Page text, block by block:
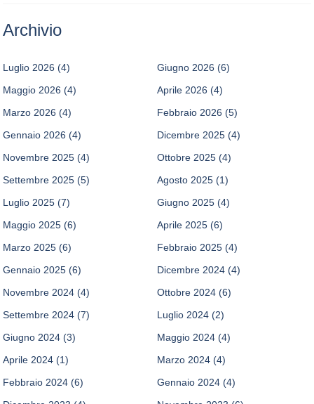
Archivio
Luglio 2026 (4) Giugno 2026 (6)
Maggio 2026 (4) Aprile 2026 (4)
Marzo 2026 (4) Febbraio 2026 (5)
Gennaio 2026 (4) Dicembre 2025 (4)
Novembre 2025 (4) Ottobre 2025 (4)
Settembre 2025 (5) Agosto 2025 (1)
Luglio 2025 (7) Giugno 2025 (4)
Maggio 2025 (6) Aprile 2025 (6)
Marzo 2025 (6) Febbraio 2025 (4)
Gennaio 2025 (6) Dicembre 2024 (4)
Novembre 2024 (4) Ottobre 2024 (6)
Settembre 2024 (7) Luglio 2024 (2)
Giugno 2024 (3) Maggio 2024 (4)
Aprile 2024 (1) Marzo 2024 (4)
Febbraio 2024 (6) Gennaio 2024 (4)